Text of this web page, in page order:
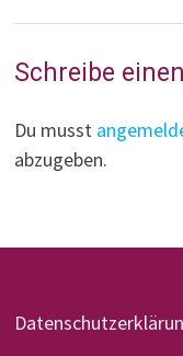
Schreibe
Du musst
abzugeben.